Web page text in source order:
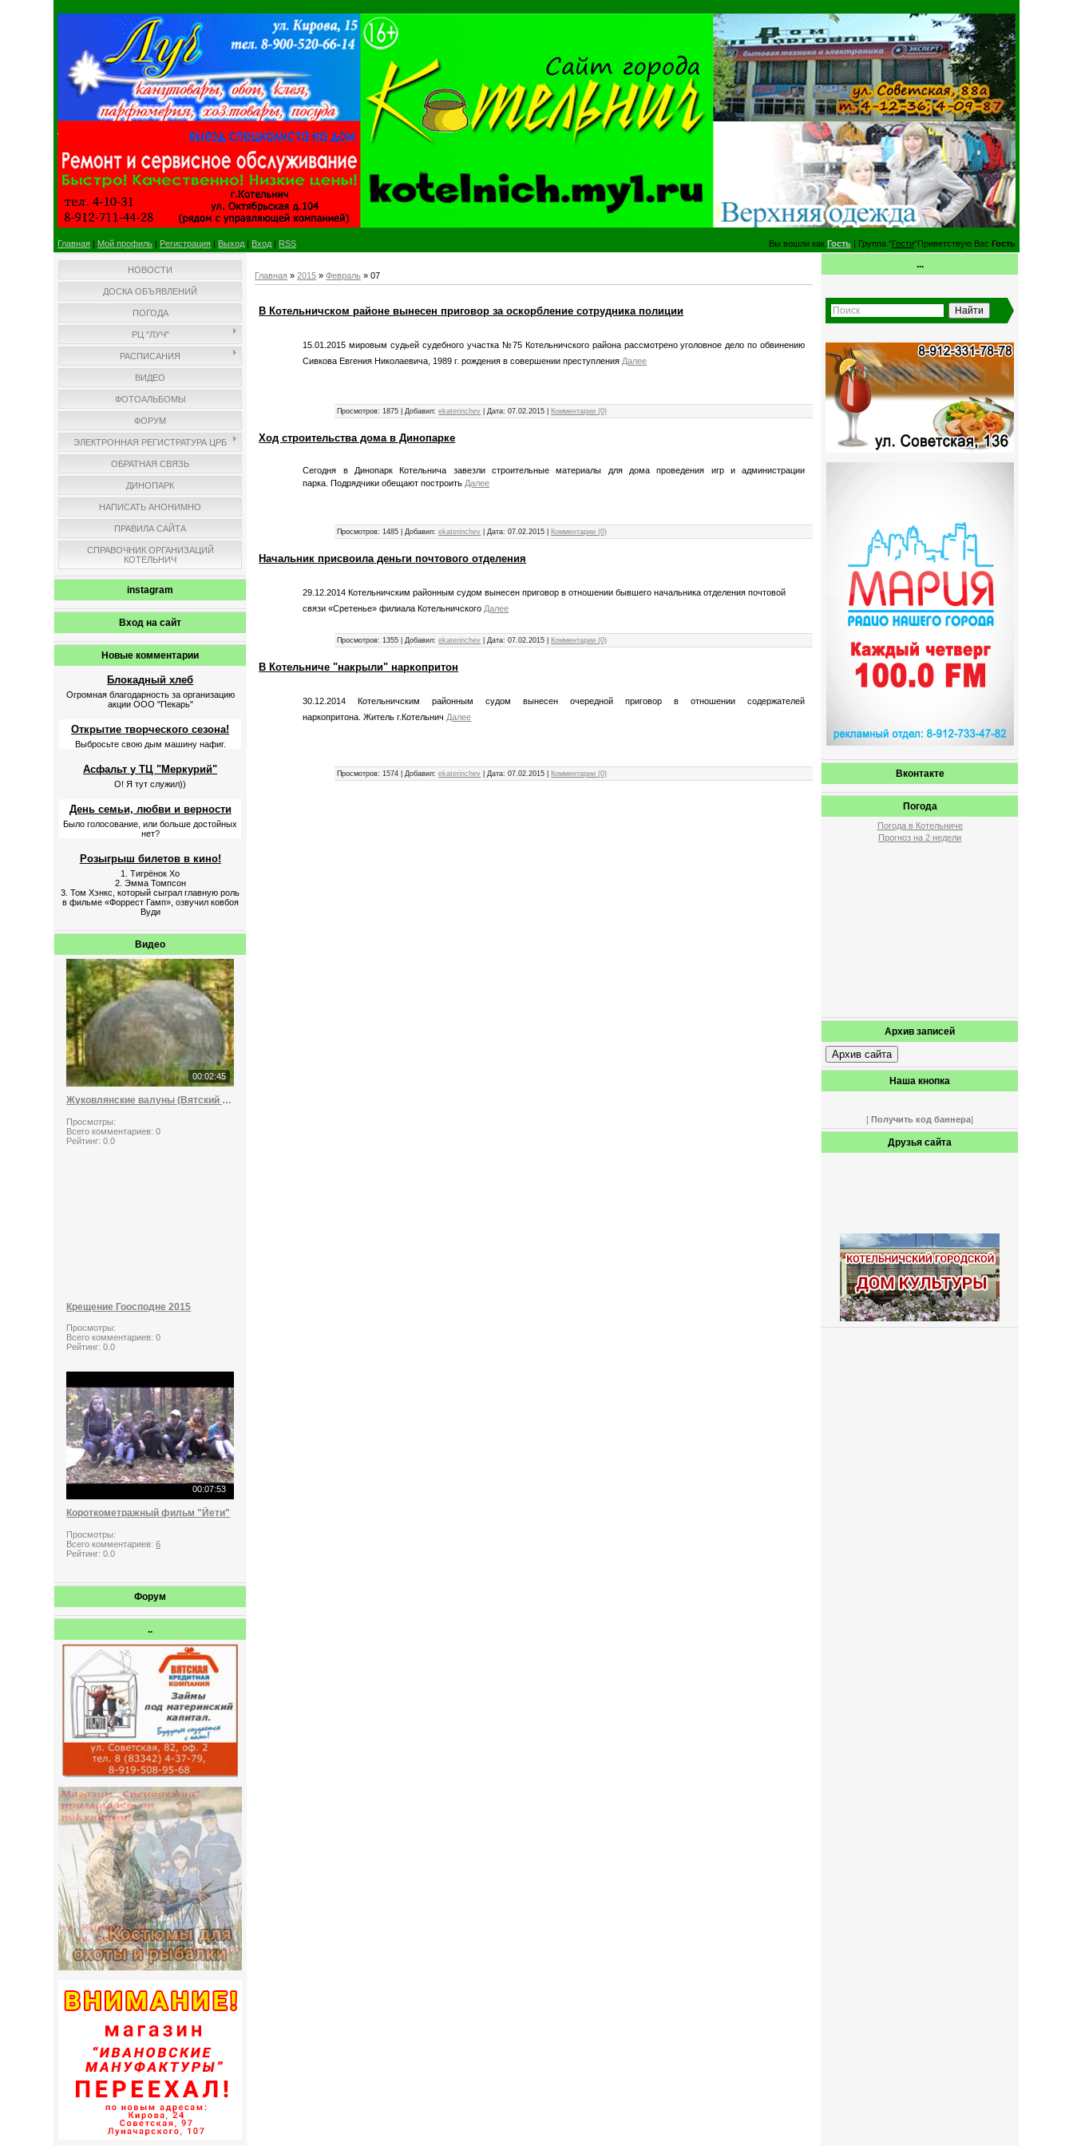
Главная | Мой профиль | Регистрация | Выход | Вход | RSS Вы вошли как Гость| Группа "Гости"Приветствую Вас Гость
НОВОСТИ
ДОСКА ОБЪЯВЛЕНИЙ
ПОГОДА
РЦ "ЛУЧ"
РАСПИСАНИЯ
ВИДЕО
ФОТОАЛЬБОМЫ
ФОРУМ
ЭЛЕКТРОННАЯ РЕГИСТРАТУРА ЦРБ
ОБРАТНАЯ СВЯЗЬ
ДИНОПАРК
НАПИСАТЬ АНОНИМНО
ПРАВИЛА САЙТА
СПРАВОЧНИК ОРГАНИЗАЦИЙ
КОТЕЛЬНИЧ
instagram
Вход на сайт
Новые комментарии
Блокадный хлеб
Огромная благодарность за организацию
акции ООО "Пекарь"
Открытие творческого сезона!
Выбросьте свою дым машину нафиг.
Асфальт у ТЦ "Меркурий"
О! Я тут служил))
День семьи, любви и верности
Было голосование, или больше достойных
нет?
Розыгрыш билетов в кино!
1. Тигрёнок Хо
2. Эмма Томпсон
3. Том Хэнкс, который сыграл главную роль
в фильме «Форрест Гамп», озвучил ковбоя
Вуди
Видео
00:02:45
Жуковлянские валуны (Вятский стоунхендж)
Просмотры:
Всего комментариев:0
Рейтинг:0.0
Крещение Гоосподне 2015
Просмотры:
Всего комментариев:0
Рейтинг:0.0
00:07:53
Короткометражный фильм "Йети"
Просмотры:
Всего комментариев:6
Рейтинг:0.0
Форум
..
Главная »2015 » Февраль » 07
В Котельничском районе вынесен приговор за оскорбление сотрудника полиции
15.01.2015 мировым судьей судебного участка №75 Котельничского района рассмотрено уголовное дело по обвинению
Сивкова Евгения Николаевича, 1989 г. рождения в совершении преступленияДалее
Просмотров: 1875 | Добавил:ekaterinchev | Дата:07.02.2015 Комментарии (0)
Ход строительства дома в Динопарке
Сегодня в Динопарк Котельнича завезли строительные материалы для дома проведения игр и администрации
парка. ПодрядчикиобещаютпостроитьДалее
Просмотров: 1485 | Добавил:ekaterinchev | Дата:07.02.2015 Комментарии (0)
Начальник присвоила деньги почтового отделения
29.12.2014 Котельничским районным судом вынесен приговор в отношении бывшего начальника отделения почтовой
связи «Сретенье» филиала КотельничскогоДалее
Просмотров: 1355 | Добавил:ekaterinchev | Дата:07.02.2015 Комментарии (0)
В Котельниче "накрыли" наркопритон
30.12.2014 Котельничским районным судом вынесен очередной приговор в отношении содержателей
наркопритона. Житель г.КотельничДалее
Просмотров: 1574 | Добавил:ekaterinchev | Дата:07.02.2015 Комментарии (0)
...
Вконтакте
Погода
Погода в Котельниче
Прогноз на 2 недели
Архив записей
Архив сайта
Наша кнопка
[ Получить код баннера]
Друзья сайта